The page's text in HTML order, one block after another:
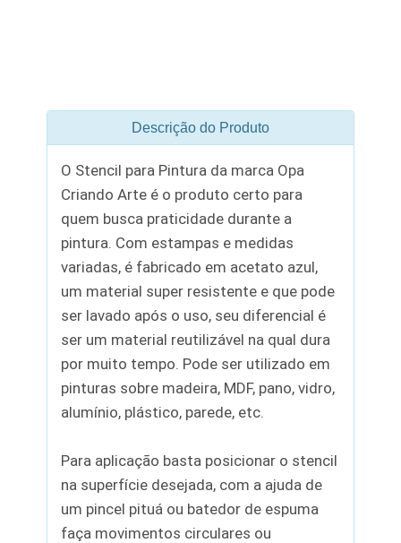
Descrição do Produto
O Stencil para Pintura da marca Opa
Criando Arte é o produto certo para
quem busca praticidade durante a
pintura. Com estampas e medidas
variadas, é fabricado em acetato azul,
um material super resistente e que pode
ser lavado após o uso, seu diferencial é
ser um material reutilizável na qual dura
por muito tempo. Pode ser utilizado em
pinturas sobre madeira, MDF, pano, vidro,
alumínio, plástico, parede, etc.
Para aplicação basta posicionar o stencil
na superfície desejada, com a ajuda de
um pincel pituá ou batedor de espuma
faça movimentos circulares ou